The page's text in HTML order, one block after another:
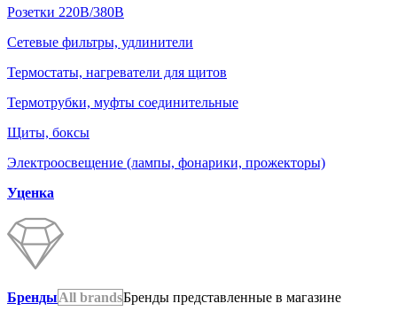
Розетки 220В/380В
Сетевые фильтры, удлинители
Термостаты, нагреватели для щитов
Термотрубки, муфты соединительные
Щиты, боксы
Электроосвещение (лампы, фонарики, прожекторы)
Уценка
БрендыAll brandsБренды представленные в магазине